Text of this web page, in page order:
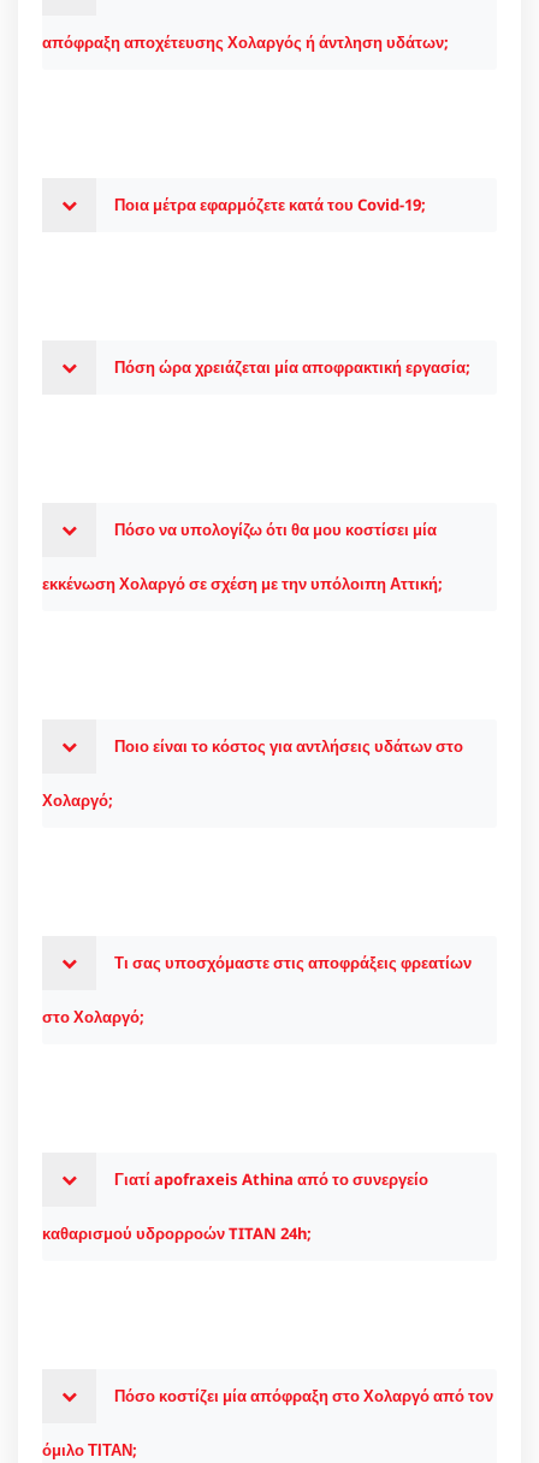
απόφραξη αποχέτευσης Χολαργός ή άντληση υδάτων;
Ποια μέτρα εφαρμόζετε κατά του Covid-19;
Πόση ώρα χρειάζεται μία αποφρακτική εργασία;
Πόσο να υπολογίζω ότι θα μου κοστίσει μία
εκκένωση Χολαργό σε σχέση με την υπόλοιπη Αττική;
Ποιο είναι το κόστος για αντλήσεις υδάτων στο
Χολαργό;
Τι σας υποσχόμαστε στις αποφράξεις φρεατίων
στο Χολαργό;
Γιατί apofraxeis Athina από το συνεργείο
καθαρισμού υδρορροών TITAN 24h;
Πόσο κοστίζει μία απόφραξη στο Χολαργό από τον
όμιλο ΤΙΤΑΝ;